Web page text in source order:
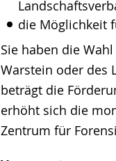
die Möglichkeit
Sie haben die
Warstein oder des
beträgt die
erhöht sich die
Zentrum für